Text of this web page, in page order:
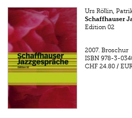
Urs Röllin,
Schaffhauser
Edition 02
2007. Broschur
ISBN 978-3-
CHF 24.80 /